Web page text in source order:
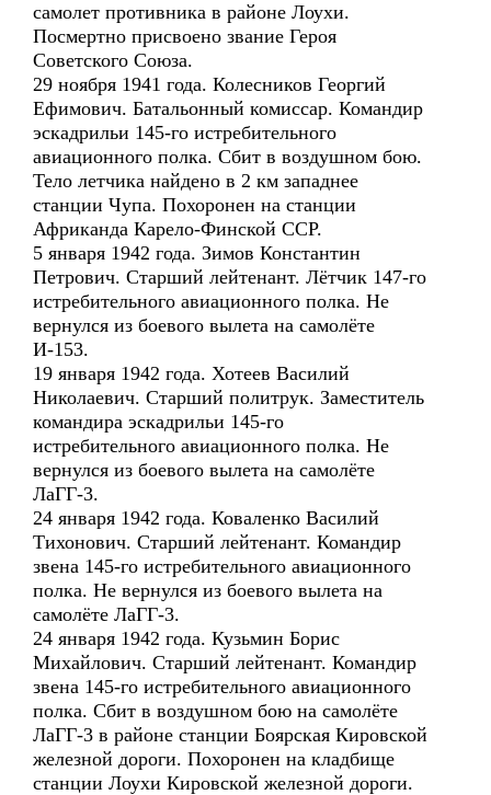
самолет противника в районе Лоухи.
Посмертно присвоено звание Героя
Советского Союза.
29 ноября 1941 года. Колесников Георгий
Ефимович. Батальонный комиссар. Командир
эскадрильи 145-го истребительного
авиационного полка. Сбит в воздушном бою.
Тело летчика найдено в 2 км западнее
станции Чупа. Похоронен на станции
Африканда Карело-Финской ССР.
5 января 1942 года. Зимов Константин
Петрович. Старший лейтенант. Лётчик 147-го
истребительного авиационного полка. Не
вернулся из боевого вылета на самолёте
И-153.
19 января 1942 года. Хотеев Василий
Николаевич. Старший политрук. Заместитель
командира эскадрильи 145-го
истребительного авиационного полка. Не
вернулся из боевого вылета на самолёте
ЛаГГ-3.
24 января 1942 года. Коваленко Василий
Тихонович. Старший лейтенант. Командир
звена 145-го истребительного авиационного
полка. Не вернулся из боевого вылета на
самолёте ЛаГГ-3.
24 января 1942 года. Кузьмин Борис
Михайлович. Старший лейтенант. Командир
звена 145-го истребительного авиационного
полка. Сбит в воздушном бою на самолёте
ЛаГГ-3 в районе станции Боярская Кировской
железной дороги. Похоронен на кладбище
станции Лоухи Кировской железной дороги.